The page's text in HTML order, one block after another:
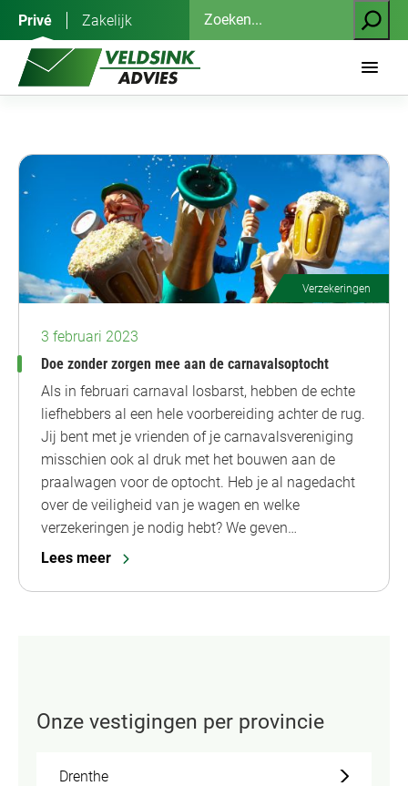
inhoud
Privé Zakelijk
Zoeken
Verzekeringen
3 februari 2023
Doe zonder zorgen mee aan de carnavalsoptocht
Als in februari carnaval losbarst, hebben de echte
liefhebbers al een hele voorbereiding achter de rug.
Jij bent met je vrienden of je carnavalsvereniging
misschien ook al druk met het bouwen aan de
praalwagen voor de optocht. Heb je al nagedacht
over de veiligheid van je wagen en welke
verzekeringen je nodig hebt? We geven…
Lees meer
Onze vestigingen per provincie
Drenthe